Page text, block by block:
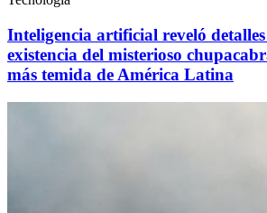
Inteligencia artificial reveló
existencia del misterioso
más temida de América Latina